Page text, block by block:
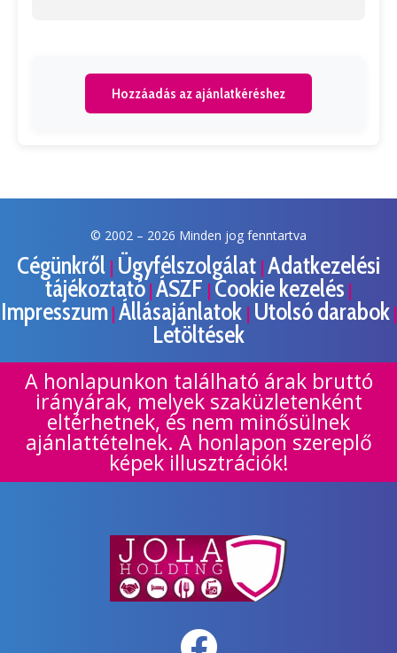
Hozzáadás az ajánlatkéréshez
© 2002 – 2026 Minden jog fenntartva
Cégünkről | Ügyfélszolgálat | Adatkezelési
tájékoztató | ÁSZF | Cookie kezelés |
Impresszum| Állásajánlatok | Utolsó darabok|
Letöltések
A honlapunkon található árak bruttó
irányárak, melyek szaküzletenként
eltérhetnek, és nem minősülnek
ajánlattételnek. A honlapon szereplő
képek illusztrációk!